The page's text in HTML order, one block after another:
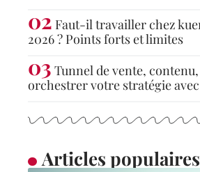
Faut-il travailler chez
2026 ? Points forts et limites
Tunnel de vente,
orchestrer votre stratégie
Articles populaires